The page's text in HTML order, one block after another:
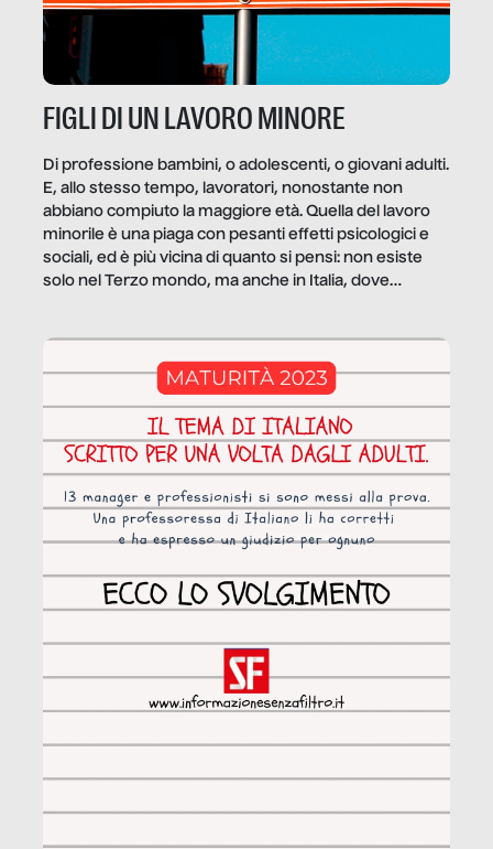
FIGLI DI UN LAVORO MINORE
Di professione bambini, o adolescenti, o giovani adulti.
E, allo stesso tempo, lavoratori, nonostante non
abbiano compiuto la maggiore età. Quella del lavoro
minorile è una piaga con pesanti effetti psicologici e
sociali, ed è più vicina di quanto si pensi: non esiste
solo nel Terzo mondo, ma anche in Italia, dove